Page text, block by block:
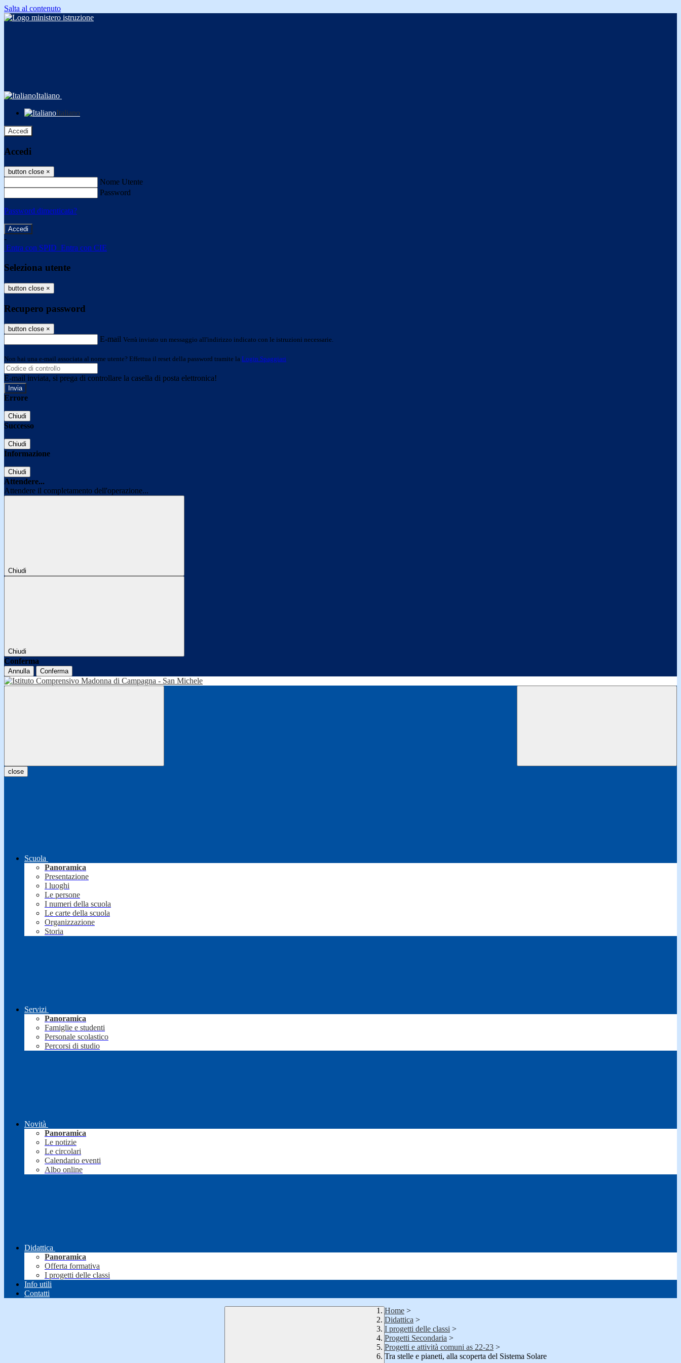
Salta al contenuto
Italiano
Italiano
Accedi
Accedi
button close ×
Nome Utente
Password
Password dimenticata?
-
Entra con SPID Entra con CIE
Seleziona utente
button close ×
Recupero password
button close ×
E-mail Verrà inviato un messaggio all'indirizzo indicato con le istruzioni necessarie.
Non hai una e-mail associata al nome utente? Effettua il reset della password tramite la Login Spaggiari
E-mail inviata, si prega di controllare la casella di posta elettronica!
Errore
Chiudi
Successo
Chiudi
Informazione
Chiudi
Attendere...
Attendere il completamento dell'operazione...
Chiudi
Chiudi
Conferma
Annulla Conferma
close
Scuola
Panoramica
Presentazione
I luoghi
Le persone
I numeri della scuola
Le carte della scuola
Organizzazione
Storia
Servizi
Panoramica
Famiglie e studenti
Personale scolastico
Percorsi di studio
Novità
Panoramica
Le notizie
Le circolari
Calendario eventi
Albo online
Didattica
Panoramica
Offerta formativa
I progetti delle classi
Info utili
Contatti
Home >
Didattica >
I progetti delle classi >
Progetti Secondaria >
Progetti e attività comuni as 22-23 >
Tra stelle e pianeti, alla scoperta del Sistema Solare